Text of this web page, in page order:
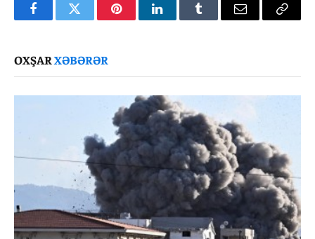
FacebookTwitter PinterestLinkedInTumblr Email
Copy
OXŞARXƏBƏRƏR